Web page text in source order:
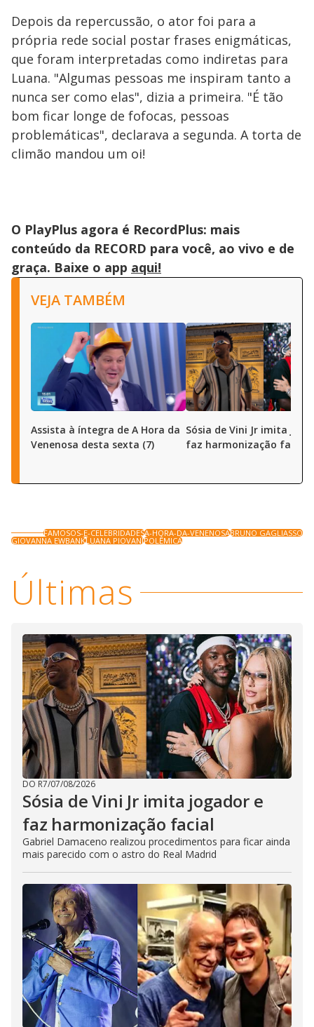
Depois da repercussão, o ator foi para a
própria rede social postar frases enigmáticas,
que foram interpretadas como indiretas para
Luana. "Algumas pessoas me inspiram tanto a
nunca ser como elas", dizia a primeira. "É tão
bom ficar longe de fofocas, pessoas
problemáticas", declarava a segunda. A torta de
climão mandou um oi!
O PlayPlus agora é RecordPlus: mais
conteúdo da RECORD para você, ao vivo e de
graça. Baixe o app aqui!
VEJA TAMBÉM
Assista à íntegra de A Hora da
Venenosa desta sexta (7)
Sósia de Vini Jr imita
faz harmonização facial
FAMOSOS-E-CELEBRIDADESA-HORA-DA-VENENOSABRUNO GAGLIASSO
GIOVANNA EWBANKLUANA PIOVANIPOLÊMICA
Últimas
DO R7/07/08/2026
Sósia de Vini Jr imita jogador e
faz harmonização facial
Gabriel Damaceno realizou procedimentos para ficar ainda
mais parecido com o astro do Real Madrid